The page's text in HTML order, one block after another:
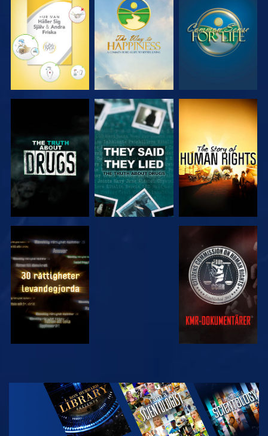
TITTA TITTA TITTA
TITTA TITTA
TITTA TITTA
TITTA
UTFORSKA
SERIEN